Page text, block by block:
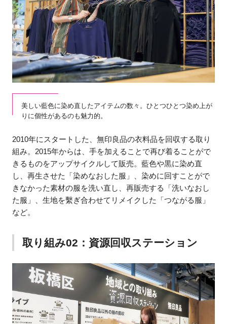
美しい藍色に染め直したアイテムの数々。ひとつひとつ染め上が
りに個性があるのも魅力的。
2010年にスタートした、無印良品の衣料品を回収する取り
組み。2015年からは、手を加えることで再び着ることがで
きるものをアップサイクルして販売。藍色や黒に染め直
し、再生させた「染めなおした服」、染めに回すことがで
きなかった素材の服を洗い直し、再販売する「洗いなおし
た服」、生地を繫ぎ合わせてリメイクした「つながる服」
など。
取り組み02：資源回収ステーション